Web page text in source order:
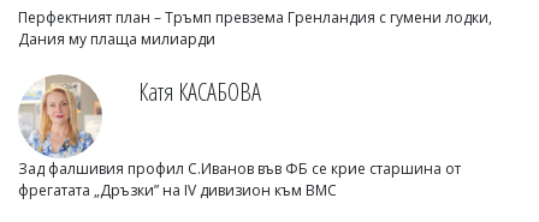
Перфектният план – Тръмп превзема Гренландия с гумени лодки,
Дания му плаща милиарди
Катя КАСАБОВА
Зад фалшивия профил С.Иванов във ФБ се крие старшина от
фрегатата „Дръзки” на IV дивизион към ВМС